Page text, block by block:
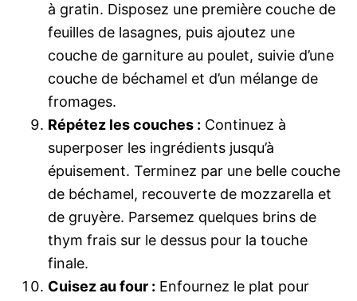
à gratin. Disposez une première couche de
feuilles de lasagnes, puis ajoutez une
couche de garniture au poulet, suivie d’une
couche de béchamel et d’un mélange de
fromages.
Répétez les couches : Continuez à
superposer les ingrédients jusqu’à
épuisement. Terminez par une belle couche
de béchamel, recouverte de mozzarella et
de gruyère. Parsemez quelques brins de
thym frais sur le dessus pour la touche
finale.
Cuisez au four : Enfournez le plat pour